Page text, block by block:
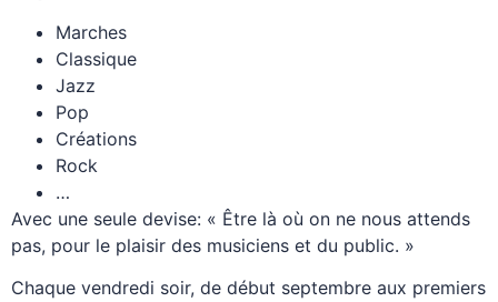
Marches
Classique
Jazz
Pop
Créations
Rock
…
Avec une seule devise: « Être là où on ne nous attends
pas, pour le plaisir des musiciens et du public. »
Chaque vendredi soir, de début septembre aux premiers